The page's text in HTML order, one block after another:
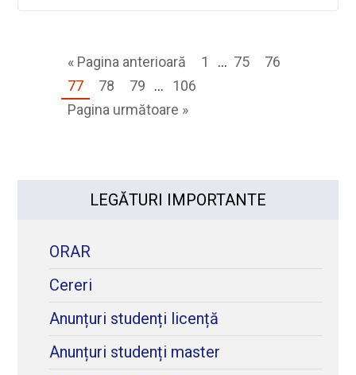
« Pagina anterioară 1 … 75
76
77
78 79 …
106
Pagina următoare »
LEGĂTURI IMPORTANTE
ORAR
Cereri
Anunțuri studenți licență
Anunțuri studenți master